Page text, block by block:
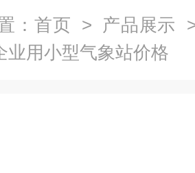
： 首页 > 产品展示
业用小型气象站价格